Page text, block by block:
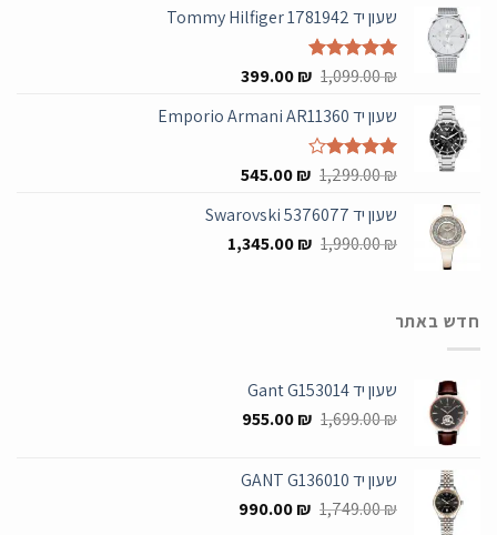
היה:
1,499.00 ₪.
הוא:
שעון יד Tommy Hilfiger 1781942
דורג5.00
1,099.00₪
המחיר
היה:
1,099.00 ₪.
399.00₪
המחיר
הוא:
שעון יד Emporio Armani AR11360
דורג4.00
1,299.00₪
המחיר
היה:
1,299.00 ₪.
545.00₪
המחיר
הוא:
545.00 ₪.
שעון יד Swarovski 5376077
1,990.00₪
המחיר
1,345.00₪
המחיר
חדש באתר
שעון יד Gant G153014
1,699.00₪
המחיר
1,699.00 ₪.
955.00₪
המחיר
955.00 ₪.
שעון יד GANT G136010
1,749.00₪
המחיר
990.00₪
המחיר